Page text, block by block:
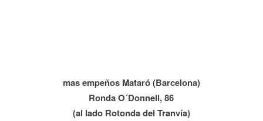
mas empeños Mataró (Barcelona)
Ronda O´Donnell, 86
(al lado Rotonda del Tranvía)